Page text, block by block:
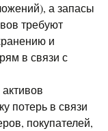
а запасы
требуют
и
в связи с
потерь в связи
покупателей,